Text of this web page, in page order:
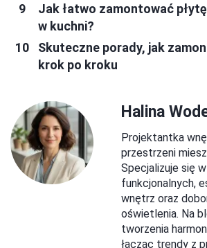
Jak łatwo zamontować
w kuchni?
Skuteczne porady, jak
krok po kroku
Halina
Projektantka
przestrzeni
Specjalizuje się
funkcjonalnych,
wnętrz oraz
oświetlenia. Na
tworzenia
łącząc trendy z